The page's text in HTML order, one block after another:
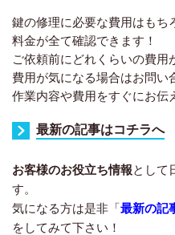
鍵の修理に必要な費用はもち
料金が全て確認できます！
ご依頼前にどれくらいの費用
費用が気になる場合はお問い
作業内容や費用をすぐにお伝
最新の記事はコチラへ
お客様のお役立ち情報として
す。
気になる方は是非「最新の記
をしてみて下さい！